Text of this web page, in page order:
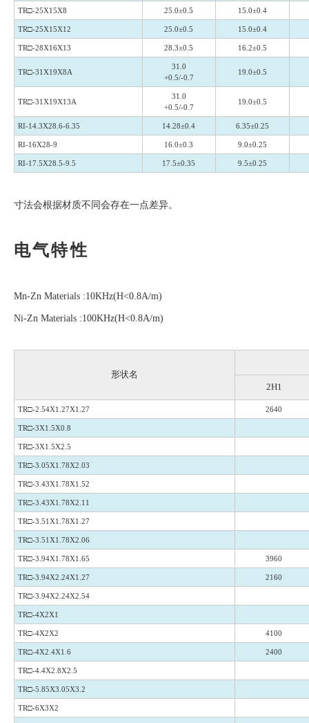
TR□-25X15X8 25.0±0.5 15.0±0.4
TR□-25X15X12 25.0±0.5 15.0±0.4
TR□-28X16X13 28.3±0.5 16.2±0.5
TR□-31X19X8A
31.0
+0.5/-0.7
19.0±0.5
TR□-31X19X13A
31.0
+0.5/-0.7
19.0±0.5
RI-14.3X28.6-6.35 14.28±0.4 6.35±0.25
RI-16X28-9 16.0±0.3 9.0±0.25
RI-17.5X28.5-9.5 17.5±0.35 9.5±0.25
寸法会根据材质不同会存在一点差异。
电气特性
Mn-Zn Materials :10KHz(H<0.8A/m)
Ni-Zn Materials :100KHz(H<0.8A/m)
形状名
2H1
TR□-2.54X1.27X1.27 2640
TR□-3X1.5X0.8
TR□-3X1.5X2.5
TR□-3.05X1.78X2.03
TR□-3.43X1.78X1.52
TR□-3.43X1.78X2.11
TR□-3.51X1.78X1.27
TR□-3.51X1.78X2.06
TR□-3.94X1.78X1.65 3960
TR□-3.94X2.24X1.27 2160
TR□-3.94X2.24X2.54
TR□-4X2X1
TR□-4X2X2 4100
TR□-4X2.4X1.6 2400
TR□-4.4X2.8X2.5
TR□-5.85X3.05X3.2
TR□-6X3X2